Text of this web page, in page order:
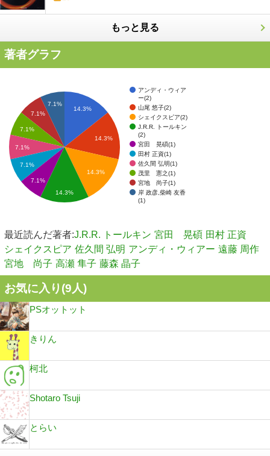
もっと見る
著者グラフ
アンディ・ウィア
ー(2)
山尾 悠子(2)
シェイクスピア(2)
J.R.R. トールキン
(2)
宮田 晃碩(1)
田村 正資(1)
佐久間 弘明(1)
茂里 憲之(1)
宮地 尚子(1)
岸 政彦,柴崎 友香
(1)
14.3%
14.3%
14.3%
7.1%
7.1%
7.1%
7.1%
7.1%
7.1%
14.3%
最近読んだ著者:J.R.R. トールキン 宮田 晃碩 田村 正資
シェイクスピア 佐久間 弘明 アンディ・ウィアー 遠藤 周作
宮地 尚子 高瀬 隼子 藤森 晶子
お気に入り(9人)
PSオットット
きりん
柯北
Shotaro Tsuji
とらい